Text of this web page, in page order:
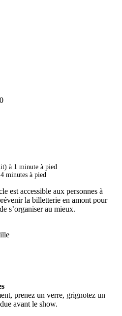
à 1 minute à pied
minutes à pied
est accessible aux personnes à
la billetterie en amont pour
s’organiser au mieux.
prenez un verre, grignotez un
avant le show.